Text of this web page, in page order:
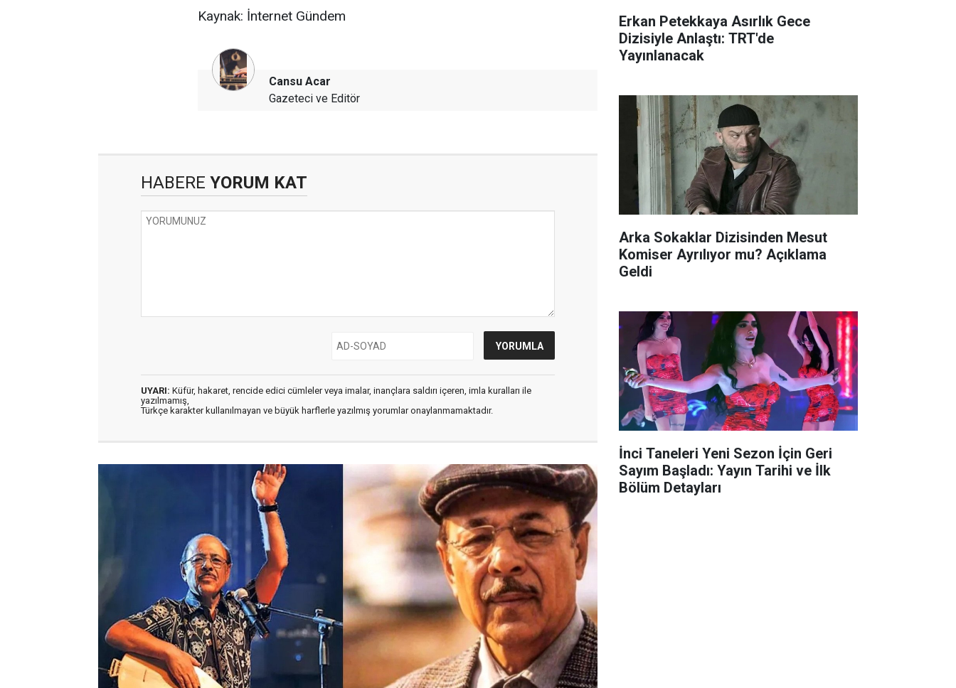
Kaynak: İnternet Gündem
Cansu Acar
Gazeteci ve Editör
HABERE YORUM KAT
UYARI: Küfür, hakaret, rencide edici cümleler veya imalar, inançlara saldırı içeren, imla kuralları ile
yazılmamış,
Türkçe karakter kullanılmayan ve büyük harflerle yazılmış yorumlar onaylanmamaktadır.
Erkan Petekkaya Asırlık Gece
Dizisiyle Anlaştı: TRT'de
Yayınlanacak
Arka Sokaklar Dizisinden Mesut
Komiser Ayrılıyor mu? Açıklama
Geldi
İnci Taneleri Yeni Sezon İçin Geri
Sayım Başladı: Yayın Tarihi ve İlk
Bölüm Detayları